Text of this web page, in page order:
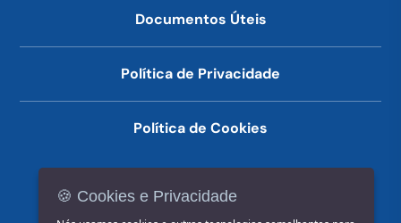
Documentos Úteis
Política de Privacidade
Política de Cookies
🍪 Cookies e Privacidade